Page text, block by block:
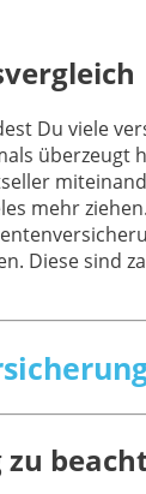
Du viele
überzeugt
mehr
Diese sind